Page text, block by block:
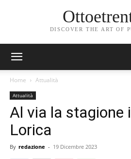
DISCOVER THE ART OF
Home Attualità
Attualità
Al via la stagione
Lorica
By redazione - 19 Dicembre 2023